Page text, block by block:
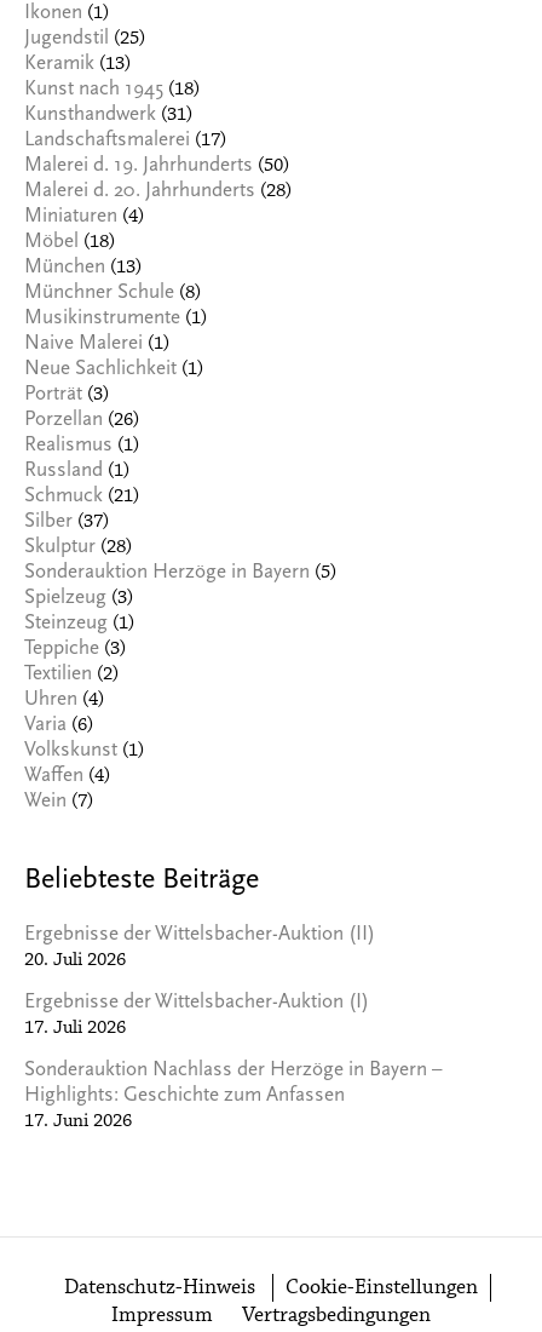
Ikonen (1)
Jugendstil (25)
Keramik (13)
Kunst nach 1945 (18)
Kunsthandwerk (31)
Landschaftsmalerei (17)
Malerei d. 19. Jahrhunderts (50)
Malerei d. 20. Jahrhunderts (28)
Miniaturen (4)
Möbel (18)
München (13)
Münchner Schule (8)
Musikinstrumente (1)
Naive Malerei (1)
Neue Sachlichkeit (1)
Porträt (3)
Porzellan (26)
Realismus (1)
Russland (1)
Schmuck (21)
Silber (37)
Skulptur (28)
Sonderauktion Herzöge in Bayern (5)
Spielzeug (3)
Steinzeug (1)
Teppiche (3)
Textilien (2)
Uhren (4)
Varia (6)
Volkskunst (1)
Waffen (4)
Wein (7)
Beliebteste Beiträge
Ergebnisse der Wittelsbacher-Auktion (II)
20. Juli 2026
Ergebnisse der Wittelsbacher-Auktion (I)
17. Juli 2026
Sonderauktion Nachlass der Herzöge in Bayern –
Highlights: Geschichte zum Anfassen
17. Juni 2026
Datenschutz-Hinweis
Cookie-Einstellungen
Impressum
Vertragsbedingungen